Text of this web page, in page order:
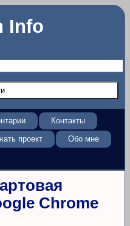
Info
Контакты
проект
Обо мне
Chrome